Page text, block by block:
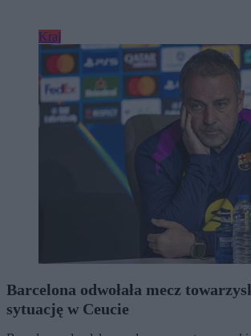
Kraj
Barcelona odwołała mecz
sytuację w Ceucie